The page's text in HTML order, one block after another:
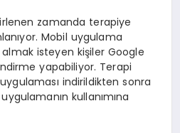
zamanda terapiye
Mobil uygulama
almak isteyen kişiler Google
yapabiliyor. Terapi
indirildikten sonra
kullanımına